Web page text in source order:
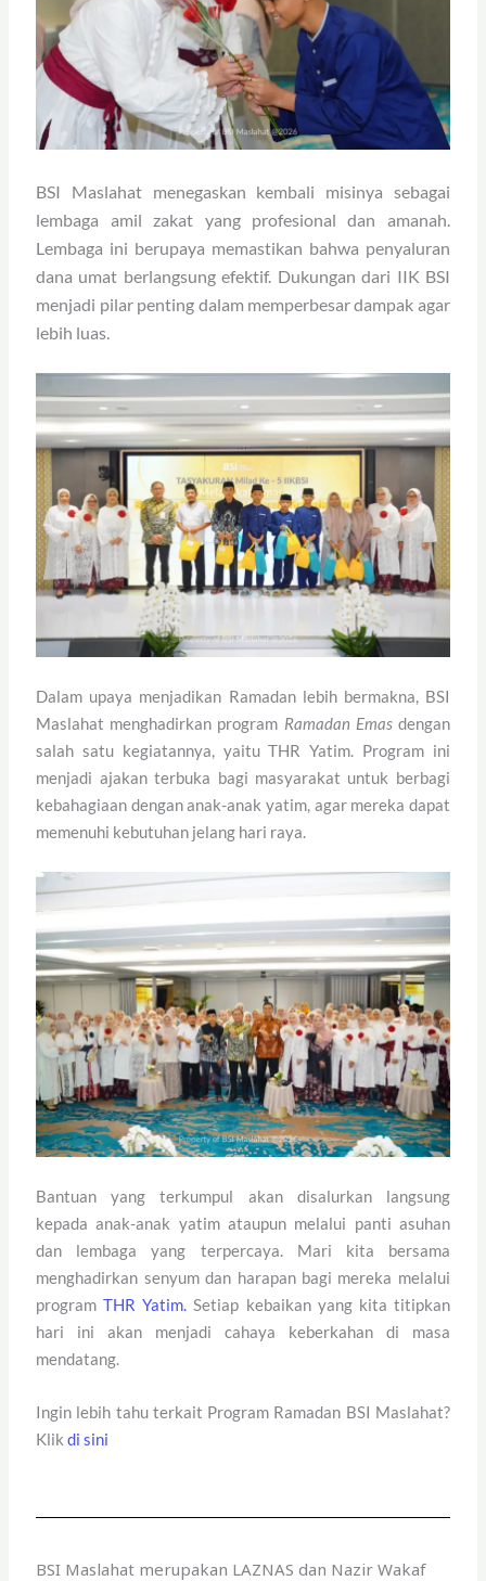
BSI Maslahat menegaskan kembali misinya sebagai
lembaga amil zakat yang profesional dan amanah.
Lembaga ini berupaya memastikan bahwa penyaluran
dana umat berlangsung efektif. Dukungan dari IIK BSI
menjadi pilar penting dalam memperbesar dampak agar
lebih luas.
Dalam upaya menjadikan Ramadan lebih bermakna, BSI
Maslahat menghadirkan program Ramadan Emasdengan
salah satu kegiatannya, yaitu THR Yatim. Program ini
menjadi ajakan terbuka bagi masyarakat untuk berbagi
kebahagiaan dengan anak-anak yatim, agar mereka dapat
memenuhi kebutuhan jelang hari raya.
Bantuan yang terkumpul akan disalurkan langsung
kepada anak-anak yatim ataupun melalui panti asuhan
dan lembaga yang terpercaya. Mari kita bersama
menghadirkan senyum dan harapan bagi mereka melalui
programTHR Yatim. Setiap kebaikan yang kita titipkan
hari ini akan menjadi cahaya keberkahan di masa
mendatang.
Ingin lebih tahu terkait Program Ramadan BSI Maslahat?
Klikdi sini
BSI Maslahat merupakan LAZNAS dan Nazir Wakaf